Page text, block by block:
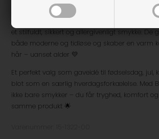
Produceret under dokumenteret kontrol i
Unique Kidsanbefaler vi disse øreringe til
et stilfuldt, sikkert og allergivenligt smykke. De
både moderne og tidløse og skaber en varm
hår – uanset alder 💛
Et perfekt valg som gaveidé til fødselsdag, jul,
blot som en særlig hverdagsforkælelse. Med
ikke bare smykker – du får tryghed, komfort
samme produkt 🌟